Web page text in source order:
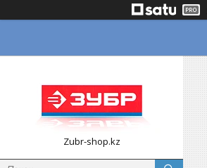
Zubr-shop.kz